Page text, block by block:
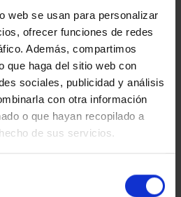
web se usan para personalizar
ofrecer funciones de redes
Además, compartimos
que haga del sitio web con
sociales, publicidad y análisis
con otra información
o que hayan recopilado a
de sus servicios.
II - CUENCA
73,00 €